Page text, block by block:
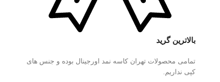
بالاترین گرید
تمامی محصولات تهران کاسه نمد اورجینال بوده و جنس های
کپی نداریم.